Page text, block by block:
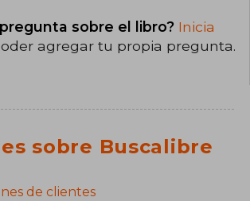
sobre el libro? Inicia
agregar tu propia pregunta.
sobre Buscalibre
de clientes